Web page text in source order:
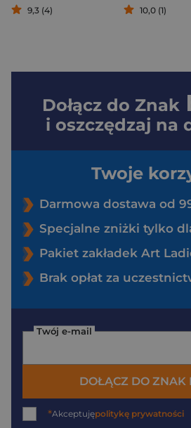
9,3 (4) 10,0 (1)
Dołącz do Znak
i oszczędzaj na
Twoje
Darmowa dostawa od
Specjalne zniżki tylko
Pakiet zakładek Art
Brak opłat za
Twój e-mail
DOŁĄCZ DO ZNAK
*Akceptujępolitykę prywatności